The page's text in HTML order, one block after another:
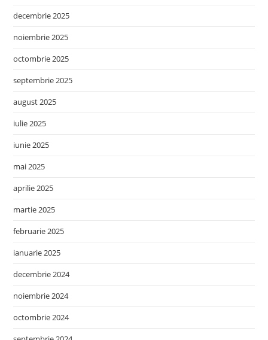
decembrie 2025
noiembrie 2025
octombrie 2025
septembrie 2025
august 2025
iulie 2025
iunie 2025
mai 2025
aprilie 2025
martie 2025
februarie 2025
ianuarie 2025
decembrie 2024
noiembrie 2024
octombrie 2024